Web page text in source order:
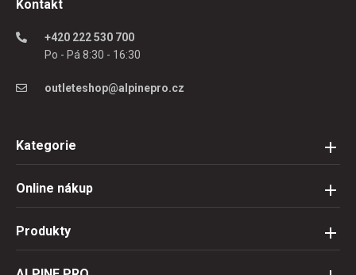
Kontakt
+420 222 530 700
Po - Pá 8:30 - 16:30
outleteshop@alpinepro.cz
Kategorie
Online nákup
Produkty